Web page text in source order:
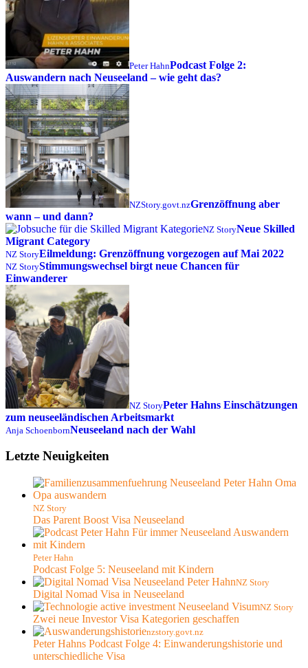
Peter HahnPodcast Folge 2:
Auswandern nach Neuseeland – wie geht das?
NZStory.govt.nzGrenzöffnung aber
wann – und dann?
NZ StoryNeue Skilled
Migrant Category
NZ StoryEilmeldung: Grenzöffnung vorgezogen auf Mai 2022
NZ StoryStimmungswechsel birgt neue Chancen für
Einwanderer
NZ StoryPeter Hahns Einschätzungen
zum neuseeländischen Arbeitsmarkt
Anja SchoenbornNeuseeland nach der Wahl
Letzte Neuigkeiten
NZ Story
Das Parent Boost Visa Neuseeland
Peter Hahn
Podcast Folge 5: Neuseeland mit Kindern
NZ Story
Digital Nomad Visa in Neuseeland
NZ Story
Zwei neue Investor Visa Kategorien geschaffen
nzstory.govt.nz
Peter Hahns Podcast Folge 4: Einwanderungshistorie und
unterschiedliche Visa